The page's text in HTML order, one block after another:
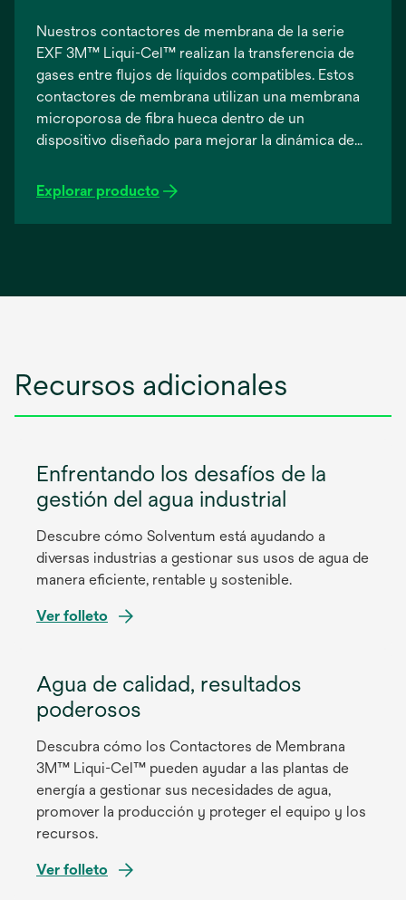
Nuestros contactores de membrana de la serie
EXF 3M™ Liqui-Cel™ realizan la transferencia de
gases entre flujos de líquidos compatibles. Estos
contactores de membrana utilizan una membrana
microporosa de fibra hueca dentro de un
dispositivo diseñado para mejorar la dinámica de
la membrana para extraer los gases disueltos.
Gracias al diseño adecuado del sistema, es posible
conseguir niveles ultrabajos de gases disueltos.
Explorar producto
Recursos adicionales
Enfrentando los desafíos de la
gestión del agua industrial
Descubre cómo Solventum está ayudando a
diversas industrias a gestionar sus usos de agua de
manera eficiente, rentable y sostenible.
Ver folleto
b
e
n
u
n
e
Agua de calidad, resultados
poderosos
Descubra cómo los Contactores de Membrana
3M™ Liqui-Cel™ pueden ayudar a las plantas de
energía a gestionar sus necesidades de agua,
promover la producción y proteger el equipo y los
recursos.
Ver folleto